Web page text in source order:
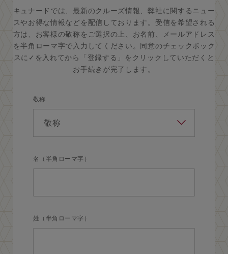
キュナードでは、最新のクルーズ情報、弊社に関するニュー
スやお得な情報などを配信しております。受信を希望される
方は、お客様の敬称をご選択の上、お名前、メールアドレス
を半角ローマ字で入力してください。同意のチェックボック
スに✓を入れてから「登録する」をクリックしていただくと
お手続きが完了します。
敬称
名（半角ローマ字）
姓（半角ローマ字）